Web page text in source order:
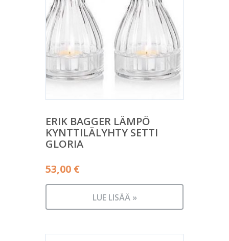
ERIK BAGGER LÄMPÖ
KYNTTILÄLYHTY SETTI
GLORIA
53,00 €
LUE LISÄÄ »